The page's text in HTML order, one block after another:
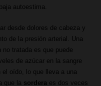
autoestima.
desde dolores de cabeza y
de la presión arterial. Una
tratada es que puede
de azúcar en la sangre
el oído, lo que lleva a una
que la sordera es dos veces